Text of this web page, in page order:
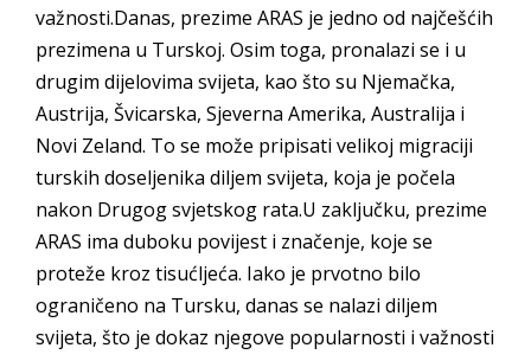
važnosti.Danas, prezime ARAS je jedno od najčešćih
prezimena u Turskoj. Osim toga, pronalazi se i u
drugim dijelovima svijeta, kao što su Njemačka,
Austrija, Švicarska, Sjeverna Amerika, Australija i
Novi Zeland. To se može pripisati velikoj migraciji
turskih doseljenika diljem svijeta, koja je počela
nakon Drugog svjetskog rata.U zaključku, prezime
ARAS ima duboku povijest i značenje, koje se
proteže kroz tisućljeća. Iako je prvotno bilo
ograničeno na Tursku, danas se nalazi diljem
svijeta, što je dokaz njegove popularnosti i važnosti